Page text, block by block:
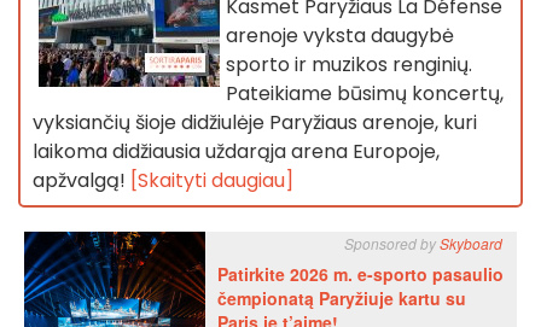
Kasmet Paryžiaus La Défense
arenoje vyksta daugybė
sporto ir muzikos renginių.
Pateikiame būsimų koncertų,
vyksiančių šioje didžiulėje Paryžiaus arenoje, kuri
laikoma didžiausia uždarąja arena Europoje,
apžvalgą! [Skaityti daugiau]